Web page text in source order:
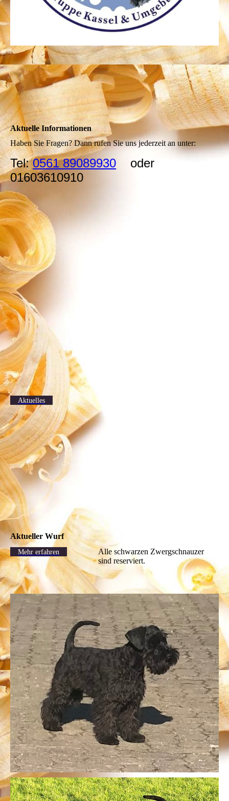
Aktuelle Informationen
Haben Sie Fragen? Dann rufen Sie uns jederzeit an unter:
Tel:0561 89089930 oder
01603610910
Aktuelles
Aktueller Wurf
Mehr erfahren
Alle schwarzen Zwergschnauzer
sind reserviert.